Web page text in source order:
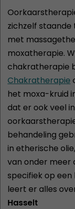
zichzelf
met
moxatherapie.
chakratherapie
Chakratherapie
het moxa-kruid
dat er ook veel
behandeling
in etherische
van onder meer
specifiek op
leert er alles
Hasselt